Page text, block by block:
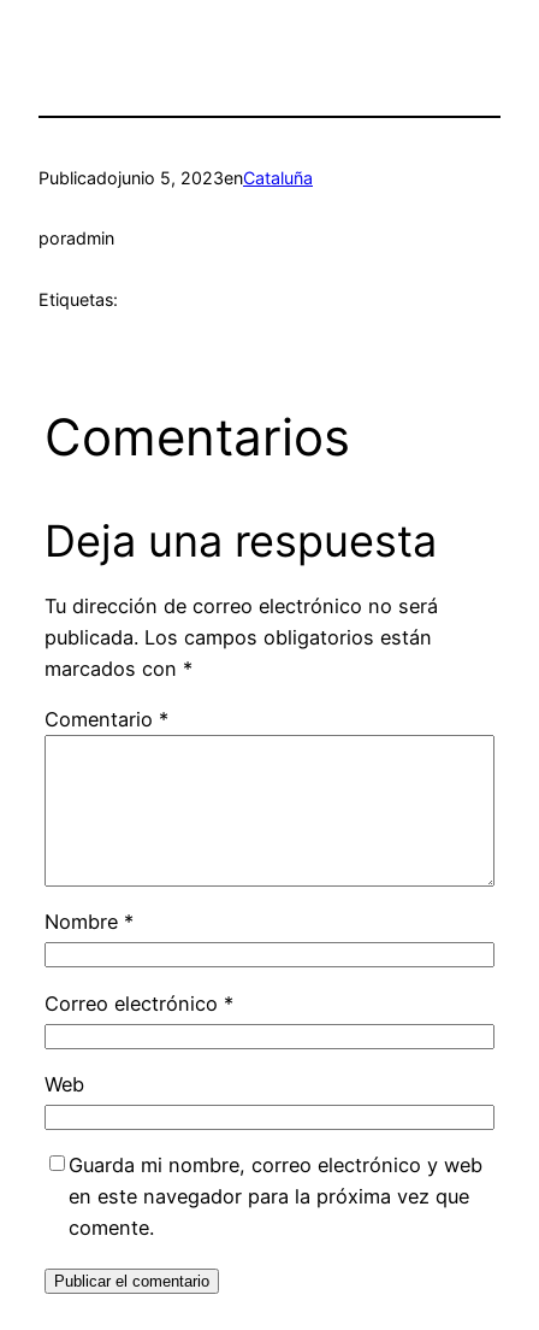
Publicadojunio 5, 2023enCataluña
poradmin
Etiquetas:
Comentarios
Deja una respuesta
Tu dirección de correo electrónico no será
publicada. Los campos obligatorios están
marcados con *
Comentario *
Nombre *
Correo electrónico *
Web
Guarda mi nombre, correo electrónico y web
en este navegador para la próxima vez que
comente.